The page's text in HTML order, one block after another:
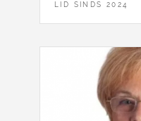
LID SINDS 2024